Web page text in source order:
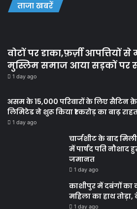
ताजा खबरें
वोटों पर डाका,फ़र्ज़ी आपत्तियों से
मुस्लिम समाज आया सड़कों पर
1 day ago
असम के 15,000 परिवारों के लिए सैटिन
लिमिटेड ने शुरू किया ₹1 करोड़ का बाढ़
1 day ago
चार्जशीट के बाद
में पार्षद पति नौशाद
जमानत
1 day ago
काशीपुर में दबंगों
महिला का हाथ तोड़ा,
1 day ago